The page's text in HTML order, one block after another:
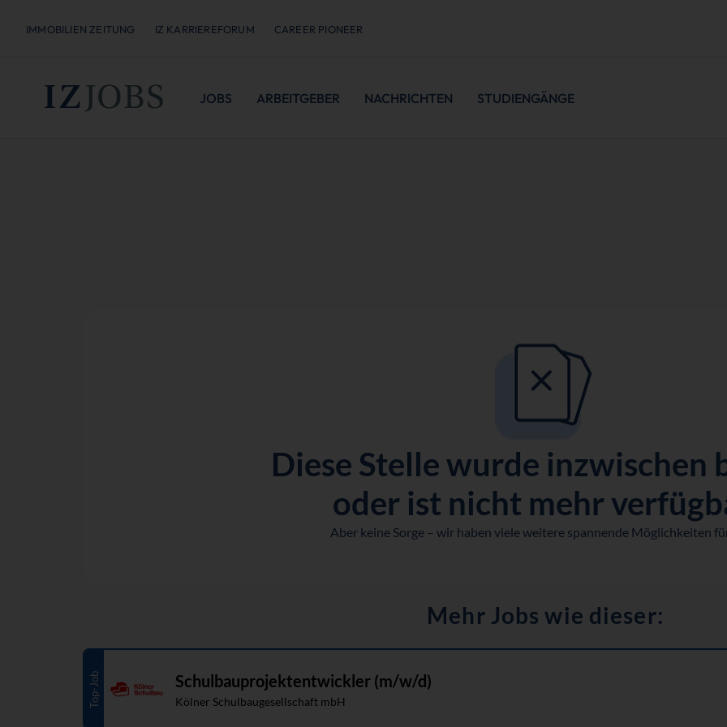
IMMOBILIEN ZEITUNG IZ KARRIEREFORUM CAREER PIONEER
JOBS ARBEITGEBER NACHRICHTEN STUDIENGÄNGE
Diese Stelle wurde inzwischen
oder ist nicht mehr
Aber keine Sorge – wir haben viele weitere spannende Möglichkeiten
Mehr Jobs wie dieser:
Top-Job Schulbauprojektentwickler (m/w/d)
Kölner Schulbaugesellschaft mbH